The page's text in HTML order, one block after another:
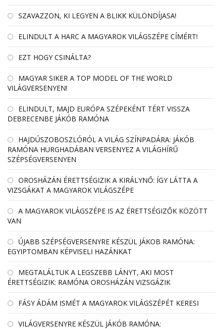
SZAVAZZON, KI LEGYEN A BLIKK KÜLÖNDÍJASA!
ELINDULT A HARC A MAGYAROK VILÁGSZÉPE CÍMÉRT!
EZT HOGY CSINÁLTA?
MAGYAR SIKER A TOP MODEL OF THE WORLD
VILÁGVERSENYEN!
ELINDULT, MAJD EURÓPA SZÉPEKÉNT TÉRT VISSZA
DEBRECENBE JÁKÓB RAMÓNA
HAJDÚSZOBOSZLÓRÓL A VILÁG SZÍNPADÁRA: JÁKÓB
RAMÓNA HURGHADÁBAN VERSENYEZ A VILÁGHÍRŰ
SZÉPSÉGVERSENYEN
OROSHÁZÁN ÉRETTSÉGIZIK A KIRÁLYNŐ: ÍGY LÁTTA A
VIZSGÁKAT A MAGYAROK VILÁGSZÉPE
A MAGYAROK VILÁGSZÉPE IS AZ ÉRETTSÉGIZŐK KÖZÖTT
VAN
ÚJABB SZÉPSÉGVERSENYRE KÉSZÜL JÁKOB RAMÓNA:
EGYIPTOMBAN KÉPVISELI HAZÁNKAT
MEGTALÁLTUK A LEGSZEBB LÁNYT, AKI MOST
ÉRETTSÉGIZIK: RAMÓNA OROSHÁZÁN VIZSGÁZIK
FÁSY ÁDÁM ISMÉT A MAGYAROK VILÁGSZÉPÉT KERESI
VILÁGVERSENYRE KÉSZÜL JÁKÓB RAMÓNA: